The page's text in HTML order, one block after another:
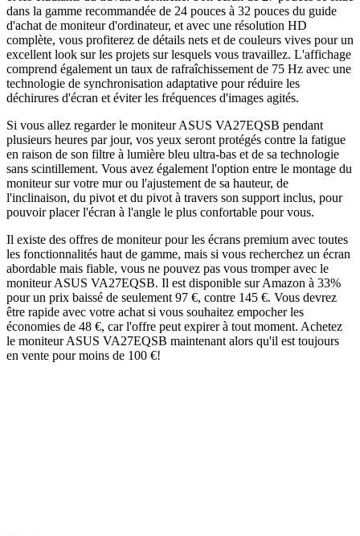
dans la gamme recommandée de 24 pouces à 32 pouces du guide
d'achat de moniteur d'ordinateur, et avec une résolution HD
complète, vous profiterez de détails nets et de couleurs vives pour un
excellent look sur les projets sur lesquels vous travaillez. L'affichage
comprend également un taux de rafraîchissement de 75 Hz avec une
technologie de synchronisation adaptative pour réduire les
déchirures d'écran et éviter les fréquences d'images agités.
Si vous allez regarder le moniteur ASUS VA27EQSB pendant
plusieurs heures par jour, vos yeux seront protégés contre la fatigue
en raison de son filtre à lumière bleu ultra-bas et de sa technologie
sans scintillement. Vous avez également l'option entre le montage du
moniteur sur votre mur ou l'ajustement de sa hauteur, de
l'inclinaison, du pivot et du pivot à travers son support inclus, pour
pouvoir placer l'écran à l'angle le plus confortable pour vous.
Il existe des offres de moniteur pour les écrans premium avec toutes
les fonctionnalités haut de gamme, mais si vous recherchez un écran
abordable mais fiable, vous ne pouvez pas vous tromper avec le
moniteur ASUS VA27EQSB. Il est disponible sur Amazon à 33%
pour un prix baissé de seulement 97 €, contre 145 €. Vous devrez
être rapide avec votre achat si vous souhaitez empocher les
économies de 48 €, car l'offre peut expirer à tout moment. Achetez
le moniteur ASUS VA27EQSB maintenant alors qu'il est toujours
en vente pour moins de 100 €!